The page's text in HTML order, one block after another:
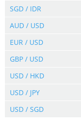
SGD / IDR
AUD / USD
EUR / USD
GBP / USD
USD / HKD
USD / JPY
USD / SGD